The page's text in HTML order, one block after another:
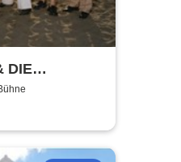
DIE
- LIVE